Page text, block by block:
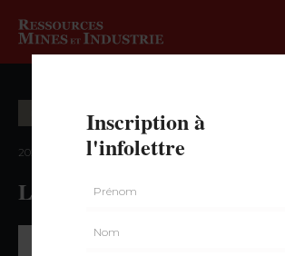
2023 — volume 8, numéro 3
Le scandium
Inscription à
l'infolettre